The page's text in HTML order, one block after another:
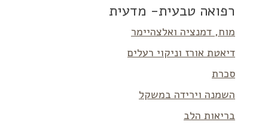
רפואה טבעית- מדעית
מוח, דמנציה ואלצהיימר
דיאטת אורז וניקוי רעלים
סכרת
השמנה וירידה במשקל
בריאות הלב